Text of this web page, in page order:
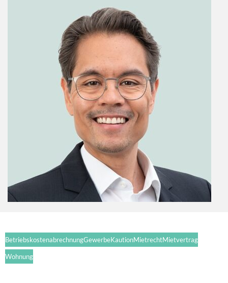
BetriebskostenabrechnungGewerbeKautionMietrechtMietvertrag
Wohnung